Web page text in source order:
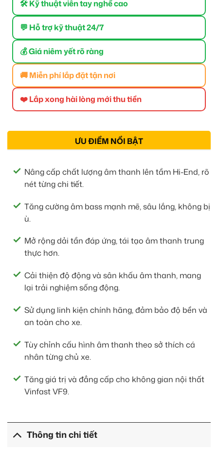
🛠 Kỹ thuật viên tay nghề cao
💬 Hỗ trợ kỹ thuật 24/7
💰 Giá niêm yết rõ ràng
🚚 Miễn phí lắp đặt tận nơi
❤️ Lắp xong hài lòng mới thu tiền
ƯU ĐIỂM NỔI BẬT
Nâng cấp chất lượng âm thanh lên tầm Hi-End, rõ
nét từng chi tiết.
Tăng cường âm bass mạnh mẽ, sâu lắng, không bị
ù.
Mở rộng dải tần đáp ứng, tái tạo âm thanh trung
thực hơn.
Cải thiện độ động và sân khấu âm thanh, mang
lại trải nghiệm sống động.
Sử dụng linh kiện chính hãng, đảm bảo độ bền và
an toàn cho xe.
Tùy chỉnh cấu hình âm thanh theo sở thích cá
nhân từng chủ xe.
Tăng giá trị và đẳng cấp cho không gian nội thất
Vinfast VF9.
Thông tin chi tiết